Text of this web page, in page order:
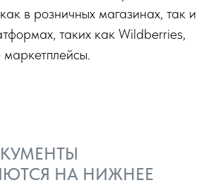
в розничных магазинах, так и
таких как Wildberries,
НА НИЖНЕЕ